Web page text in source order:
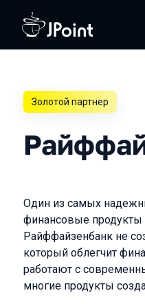
Золотой партнер
Один из самых
финансовые продукты
Райффайзенбанк не
который облегчит
работают с
многие продукты